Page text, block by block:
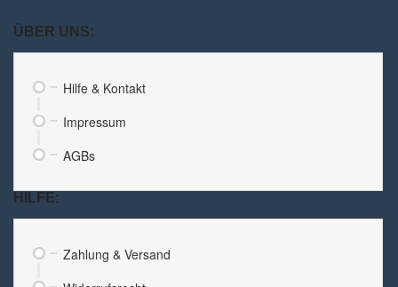
ÜBER UNS:
Hilfe & Kontakt
Impressum
AGBs
HILFE:
Zahlung & Versand